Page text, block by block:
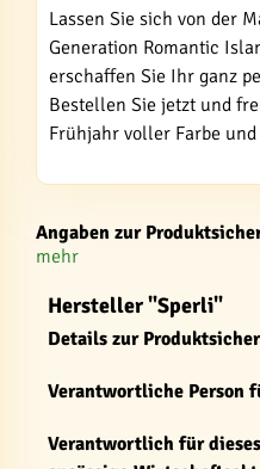
Lassen Sie sich von der
Generation Romantic
erschaffen Sie Ihr ganz
Bestellen Sie jetzt und
Frühjahr voller Farbe
Angaben zur
mehr
Hersteller "Sperli"
Details zur
Verantwortliche Person
Verantwortlich für